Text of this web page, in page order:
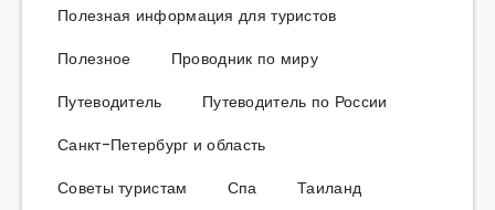
Полезная информация для туристов
Полезное
Проводник по миру
Путеводитель
Путеводитель по России
Санкт-Петербург и область
Советы туристам
Спа Таиланд